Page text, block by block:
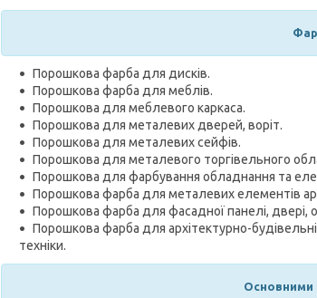
Порошкова фарба для дисків.
Порошкова фарба для меблів.
Порошкова для меблевого каркаса.
Порошкова для металевих дверей, воріт.
Порошкова для металевих сейфів.
Порошкова для металевого торгівельного
Порошкова для фарбування обладнання та
Порошкова фарба для металевих елементів
Порошкова фарба для фасадної панелі, двері,
Порошкова фарба для архітектурно-
техніки.
Основними